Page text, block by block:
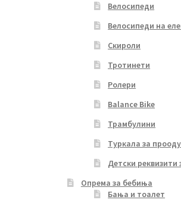
Велосипеди
Велосипеди на
Скироли
Тротинети
Ролери
Balance Bike
Трамбулини
Туркала за
Детски реквизити
Опрема за бебиња
Бања и тоалет